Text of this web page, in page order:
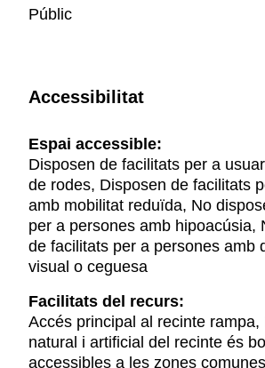
Públic
Accessibilitat
Espai accessible:
Disposen de facilitats per a
de rodes, Disposen de facilitats
amb mobilitat reduïda, No
per a persones amb hipoacúsia,
de facilitats per a persones amb
visual o ceguesa
Facilitats del recurs:
Accés principal al recinte rampa,
natural i artificial del recinte és
accessibles a les zones